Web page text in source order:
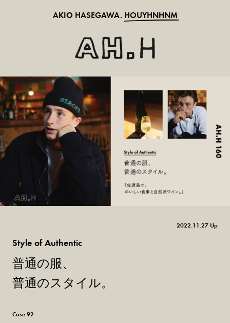
AKIO HASEGAWA. HOUYHNHNM
2022.11.27 Up
Style of Authentic
普通の服、
普通のスタイル。
Case 92